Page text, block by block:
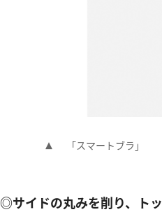
「スマートブラ」
◎サイドの丸みを削り、ト